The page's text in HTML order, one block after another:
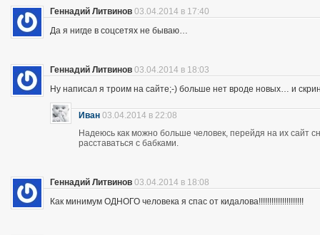
Геннадий Литвинов 03.04.2014 в 17:40
Да я нигде в соцсетях не бываю…
Геннадий Литвинов 03.04.2014 в 18:03
Ну написал я троим на сайте;-) больше нет вроде новых… и
Иван 03.04.2014 в 22:08
Надеюсь как можно больше человек, перейдя на их сайт
расставаться с бабками.
Геннадий Литвинов 03.04.2014 в 18:08
Как минимум ОДНОГО человека я спас от кидалова!!!!!!!!!!!!!!!!!!!!!